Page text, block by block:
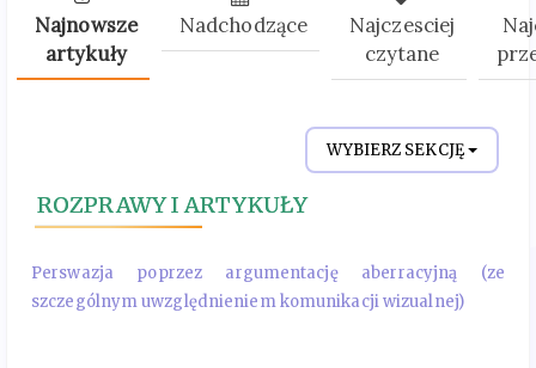
Najnowsze
artykuły
Nadchodzące
Najczesciej
czytane
WYBIERZ SEKCJĘ
ROZPRAWY I ARTYKUŁY
Perswazja poprzez argumentację aberracyjną (ze
szczególnym uwzględnieniem komunikacji wizualnej)